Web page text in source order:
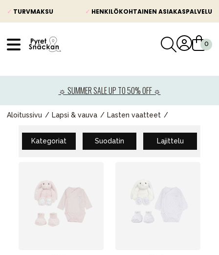
✓ TURVMAKSU ✓ HENKILÖKOHTAINEN ASIAKASPALVELU
☼ SUMMER SALE UP TO 50% OFF ☼
Aloitussivu Lapsi & vauva Lasten vaatteet
Kategoriat Suodatin Lajittelu
Lastenvaunut
Lasten turvaistuimet
Vauvan paketti
Lapsi & vauva
Huonekalut & vuodevaatteet
Tarvikkeet